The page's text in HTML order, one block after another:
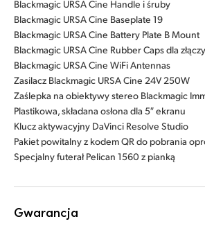
Blackmagic URSA Cine Handle i śruby
Blackmagic URSA Cine Baseplate 19
Blackmagic URSA Cine Battery Plate B Mount
Blackmagic URSA Cine Rubber Caps dla złączy
Blackmagic URSA Cine WiFi Antennas
Zasilacz Blackmagic URSA Cine 24V 250W
Zaślepka na obiektywy stereo Blackmagic
Plastikowa, składana osłona dla 5″ ekranu
Klucz aktywacyjny DaVinci Resolve Studio
Pakiet powitalny z kodem QR do pobrania
Specjalny futerał Pelican 1560 z pianką
Gwarancja